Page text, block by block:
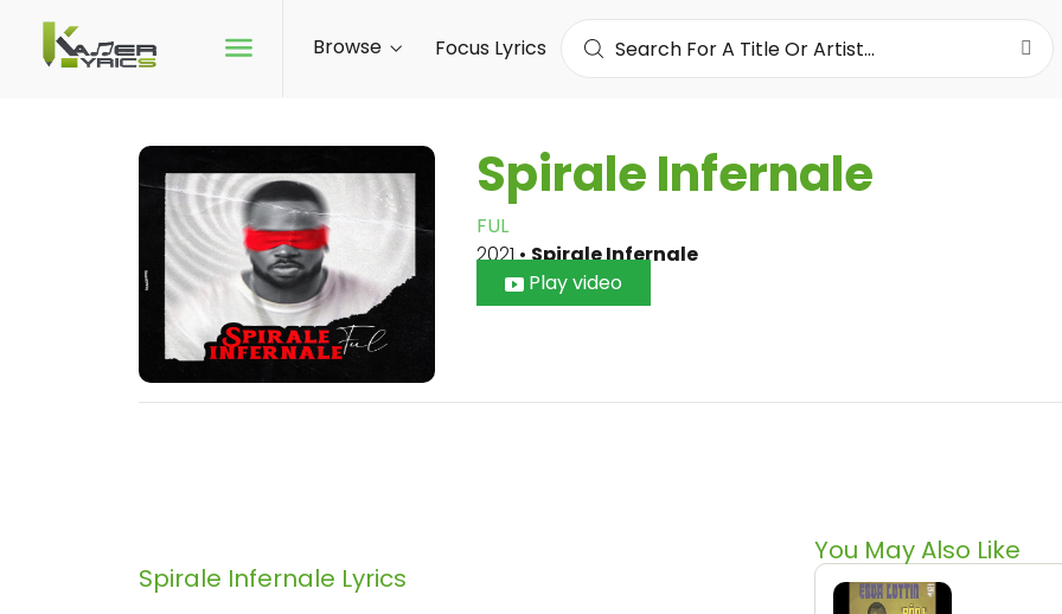
Browse Focus Lyrics
Spirale Infernale
FUL
2021•Spirale Infernale
Play video
Spirale Infernale Lyrics
You May Also Like